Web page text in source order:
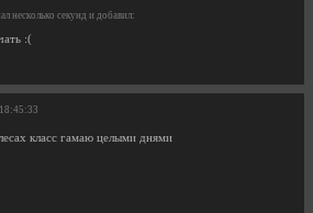
несколько секунд и добавил:
:(
класс гамаю целыми днями